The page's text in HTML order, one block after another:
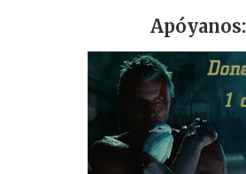
Apóyanos: